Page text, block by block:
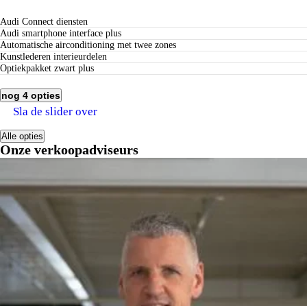
Audi Connect diensten
Audi smartphone interface plus
Automatische airconditioning met twee zones
kunstlederen interieurdelen
Optiekpakket zwart plus
nog 4 opties
Alle opties
Onze verkoopadviseurs
Sla de slider over